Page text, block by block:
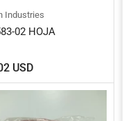
Industries
02 HOJA
USD